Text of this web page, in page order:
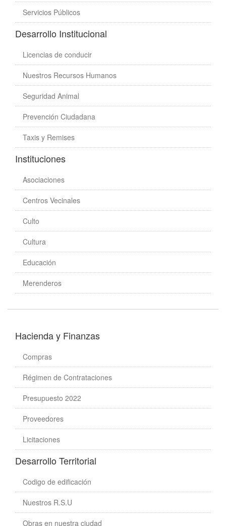
Servicios Públicos
Desarrollo Institucional
Licencias de conducir
Nuestros Recursos Humanos
Seguridad Animal
Prevención Ciudadana
Taxis y Remises
Instituciones
Asociaciones
Centros Vecinales
Culto
Cultura
Educación
Merenderos
Hacienda y Finanzas
Compras
Régimen de Contrataciones
Presupuesto 2022
Proveedores
Licitaciones
Desarrollo Territorial
Codigo de edificación
Nuestros R.S.U
Obras en nuestra ciudad